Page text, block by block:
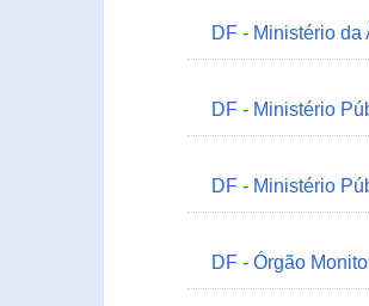
DF - Ministério da
DF - Ministério
DF - Ministério
DF - Órgão